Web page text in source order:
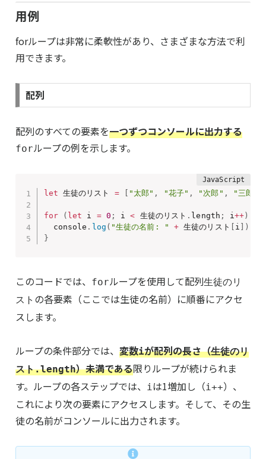
用例
forループは非常に柔軟性があり、さまざまな方法で利
用できます。
配列
配列のすべての要素を一つずつコンソールに出力する
forループの例を示します。
let 生徒のリスト = "太郎" , "花子" , "次郎" , "三郎"
for ( let i = 0 ; i < 生徒のリスト . length ; i++ )
  console
. log ( "生徒の名前: " + 生徒のリスト i )
}
このコードでは、 forループを使用して配列生徒のリ
スト の各要素（ここでは生徒の名前）に順番にアクセ
スします。
ループの条件部分では、 変数iが配列の長さ（生徒のリ
スト.length）未満である限りループが続けられま
す。ループの各ステップでは、
i は1増加し（i++）、
これにより次の要素にアクセスします。そして、その生
徒の名前がコンソールに出力されます。